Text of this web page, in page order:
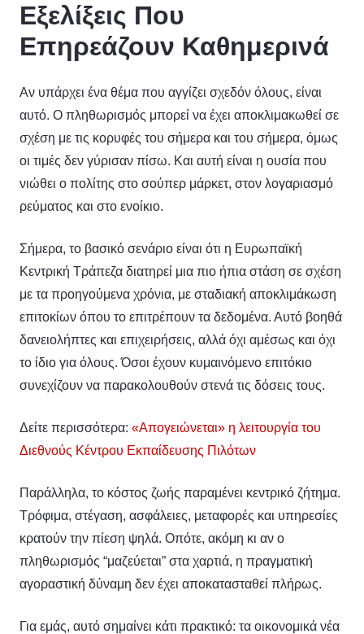
Εξελίξεις Που
Επηρεάζουν Καθημερινά
Αν υπάρχει ένα θέμα που αγγίζει σχεδόν όλους, είναι
αυτό. Ο πληθωρισμός μπορεί να έχει αποκλιμακωθεί σε
σχέση με τις κορυφές του σήμερα και του σήμερα, όμως
οι τιμές δεν γύρισαν πίσω. Και αυτή είναι η ουσία που
νιώθει ο πολίτης στο σούπερ μάρκετ, στον λογαριασμό
ρεύματος και στο ενοίκιο.
Σήμερα, το βασικό σενάριο είναι ότι η Ευρωπαϊκή
Κεντρική Τράπεζα διατηρεί μια πιο ήπια στάση σε σχέση
με τα προηγούμενα χρόνια, με σταδιακή αποκλιμάκωση
επιτοκίων όπου το επιτρέπουν τα δεδομένα. Αυτό βοηθά
δανειολήπτες και επιχειρήσεις, αλλά όχι αμέσως και όχι
το ίδιο για όλους. Όσοι έχουν κυμαινόμενο επιτόκιο
συνεχίζουν να παρακολουθούν στενά τις δόσεις τους.
Δείτε περισσότερα: «Απογειώνεται» η λειτουργία του
Διεθνούς Κέντρου Εκπαίδευσης Πιλότων
Παράλληλα, το κόστος ζωής παραμένει κεντρικό ζήτημα.
Τρόφιμα, στέγαση, ασφάλειες, μεταφορές και υπηρεσίες
κρατούν την πίεση ψηλά. Οπότε, ακόμη κι αν ο
πληθωρισμός “μαζεύεται” στα χαρτιά, η πραγματική
αγοραστική δύναμη δεν έχει αποκατασταθεί πλήρως.
Για εμάς, αυτό σημαίνει κάτι πρακτικό: τα οικονομικά νέα